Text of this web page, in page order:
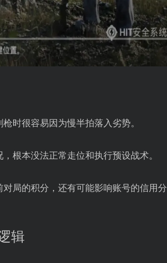
时很容易因为慢半拍落入劣势。
根本没法正常走位和执行预设战术。
局的积分，还有可能影响账号的信用分
辑